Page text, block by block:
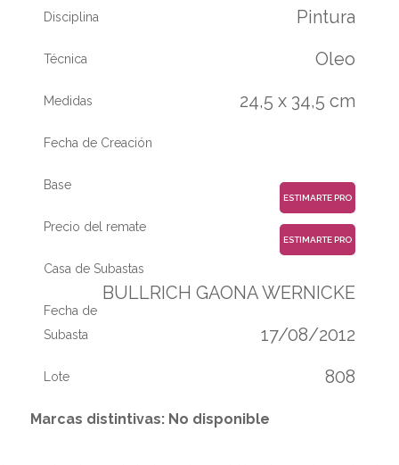
Disciplina Pintura
Técnica Oleo
Medidas 24,5 x 34,5 cm
Fecha de Creación
Base
ESTIMARTE PRO
Precio del remate
ESTIMARTE PRO
Casa de Subastas
BULLRICH GAONA WERNICKE
Fecha de
Subasta
17/08/2012
Lote 808
Marcas distintivas: No disponible